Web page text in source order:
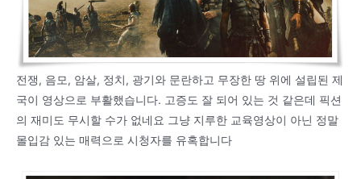
전쟁, 음모, 암살, 정치, 광기와 문란하고 무장한 땅 위에 설립된 제
국이 영상으로 부활했습니다. 고증도 잘 되어 있는 것 같은데 픽션
의 재미도 무시할 수가 없네요 그냥 지루한 교육영상이 아닌 정말
몰입감 있는 매력으로 시청자를 유혹합니다